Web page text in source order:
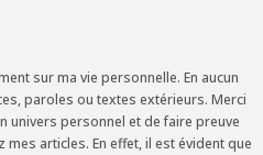
sur ma vie personnelle. En aucun
paroles ou textes extérieurs. Merci
univers personnel et de faire preuve
articles. En effet, il est évident que